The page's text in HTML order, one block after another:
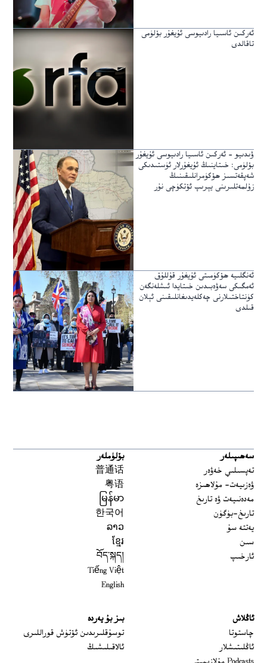
ئەركىن ئاسىيا رادىيوسى ئۇيغۇر بۆلۈمى
تاقالدى
ۋىدىيو – ئەركىن ئاسىيا رادىيوسى ئۇيغۇر
بۆلۈمى: خىتاينىڭ ئۇيغۇرلار ئۈستىدىكى
شەپقەتسىز ھۆكۈمرانلىقىنىڭ
زۇلمەتلىرىنى يېرىپ ئۆتكۈچى نۇر
ئەنگلىيە ھۆكۈمىتى ئۇيغۇر قۇللۇق
ئەمگىكى سەۋەبىدىن خىتايدا ئىشلەنگەن
كۈنتاختىلارنى چەكلەيدىغانلىقىنى ئېلان
قىلدى
سەھىپىلەر
تەپسىلىي خەۋەر
ۋەزىيەت- مۇلاھىزە
مەدەنىيەت ۋە تارىخ
تارىخ-بۈگۈن
يەتتە سۇ
سىن
ئارخىپ
بۆلۈملەر
普通话
粤语
မြန်မာ
한국어
ລາວ
ខ្មែរ
བོད་སྐད།
Tiếng Việt
English
ئاڭلاش
چاستوتا
ئاڭلىتىشلار
بىز بۇ يەردە
توسۇقلىرىدىن ئۆتۈش قوراللىرى
ئالاقىلىشىڭ